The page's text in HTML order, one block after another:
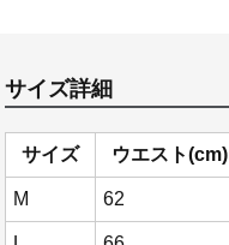
サイズ詳細
サイズ ウエスト(cm)
M 62